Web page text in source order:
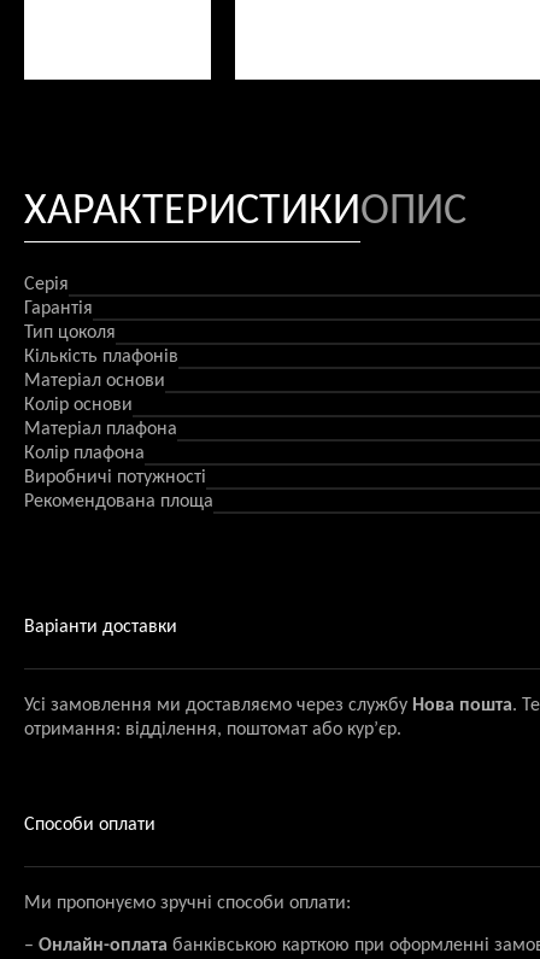
ХАРАКТЕРИСТИКИОПИС
Серія
Гарантія
Тип цоколя
Кількість плафонів
Матеріал основи
Колір основи
Матеріал плафона
Колір плафона
Виробничі потужності
Рекомендована площа
Варіанти доставки
Усі замовлення ми доставляємо через службу Нова пошта.
отримання: відділення, поштомат або кур’єр.
Способи оплати
Ми пропонуємо зручні способи оплати:
– Онлайн-оплата банківською карткою при оформленні